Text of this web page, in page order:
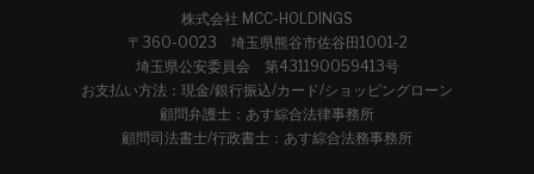
株式会社 MCC-HOLDINGS
〒360-0023 埼玉県熊谷市佐谷田1001-2
埼玉県公安委員会 第431190059413号
お支払い方法：現金/銀行振込/カード/ショッピングローン
顧問弁護士：あす綜合法律事務所
顧問司法書士/行政書士：あす綜合法務事務所